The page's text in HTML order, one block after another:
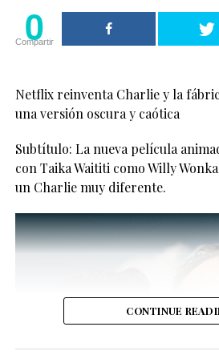
las primeras temporadas de la
había ausentado en la tercera
agenda.
Ahora, se ha confirmado que será
Anna Maxwell Martin, reconocida
ganadora del BAFTA, conocida
0
Compartir
Netflix reinventa Charlie y la
una versión oscura y caótica
Subtítulo: La nueva película
con Taika Waititi como Willy
un Charlie muy diferente.
CONTINUE